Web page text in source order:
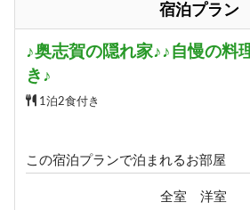
宿泊プラン
♪奥志賀の隠れ家♪♪自慢の料
き♪
1泊2食付き
この宿泊プランで泊まれるお部屋
全室 洋室